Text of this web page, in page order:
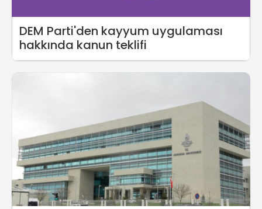
DEM Parti'den kayyum uygulaması
hakkında kanun teklifi